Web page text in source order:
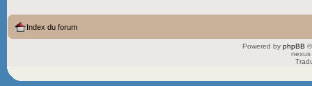
Index du forum
Powered by phpBB